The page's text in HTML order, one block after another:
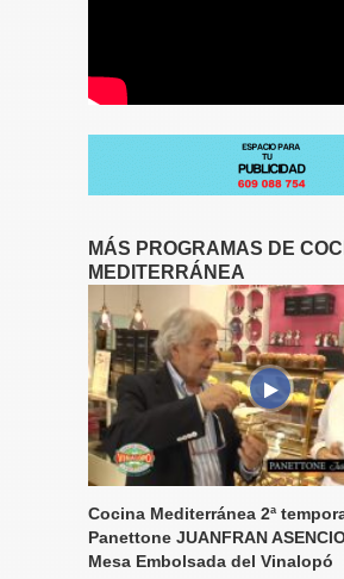
MÁS PROGRAMAS DE
MEDITERRÁNEA
Cocina Mediterránea 2ª
Panettone JUANFRAN
Mesa Embolsada del Vinalopó